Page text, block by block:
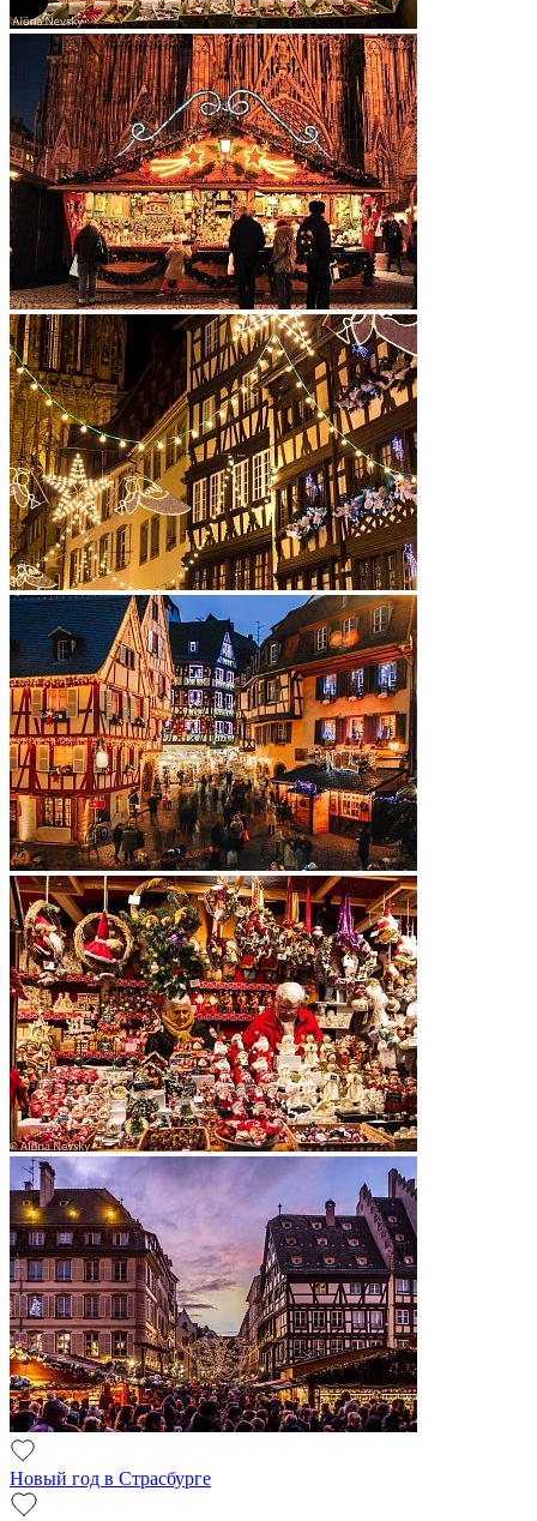
Новый год в Страсбурге